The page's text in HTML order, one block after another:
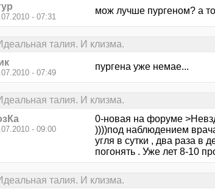
- 07:31
мож лучше пургеном? а
талия. И клизма.
- 07:49
пургена уже немае...
талия. И клизма.
- 09:00
0-новая на форуме
))))под наблюдением
угля в сутки , два раза в
погонять . Уже лет 8-10
талия. И клизма.